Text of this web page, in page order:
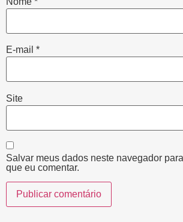
E-mail *
Site
Salvar meus dados neste navegador
que eu comentar.